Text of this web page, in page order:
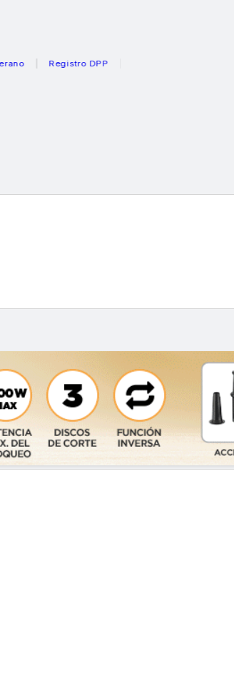
Registro DPP